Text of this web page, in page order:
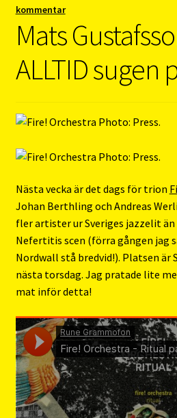
Blogg
Vision
kommentar
Mats
ALLTID sugen
Nästa vecka är det dags för trion
Johan Berthling och Andreas
fler artister ur Sveriges jazzelit
Nefertitis scen (förra gången jag
Nordwall stå bredvid!). Platsen är
nästa torsdag. Jag pratade lite
mat inför detta!